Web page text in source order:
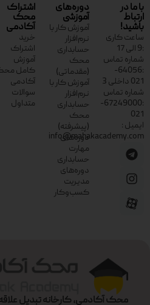
با ما در
ارتباط
باشید!
ساعت کاری
:9 الی 17
شماره تماس
:64056-
021 داخلی 3
شماره تماس
:67249000-
021
ایمیل :
info@mahakacademy.com
دوره‌های
آموزشی
آموزش کار با
نرم‌افزار
حسابداری
محک
(مقدماتی)
آموزش کار با
نرم‌افزار
حسابداری
محک
(پیشرفته)
دوره‌های
مهارت
حسابداری
دوره‌های
مدیریت
کسب‌وکار
اشتراک
محک
آکادمی
خرید
اشتراک
آموزش
کامل
آکادمی
سوالات
متداول
محک آکادمی، کارخانه تبدیل